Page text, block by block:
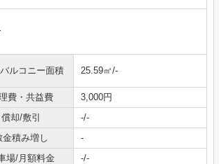
ルコニー面積 25.59㎡/-
費・共益費
3,000円
償却/敷引
-/-
金積み増し
-
場/月額料金
-/-